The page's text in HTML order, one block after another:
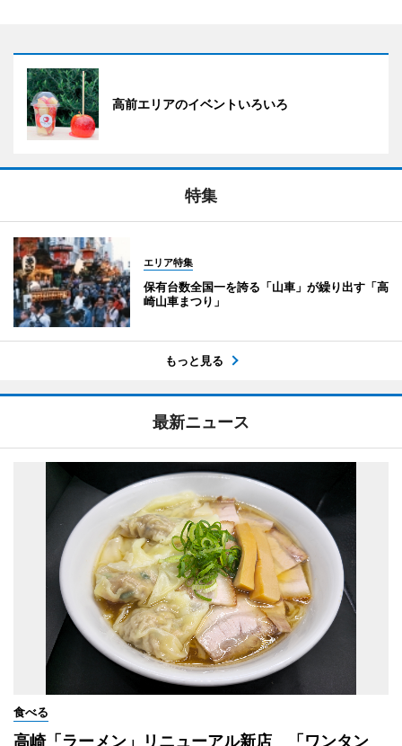
高前エリアのイベントいろいろ
特集
エリア特集
保有台数全国一を誇る「山車」が繰り出す「高
崎山車まつり」
もっと見る
最新ニュース
食べる
高崎「ラーメン」リニューアル新店 「ワンタン